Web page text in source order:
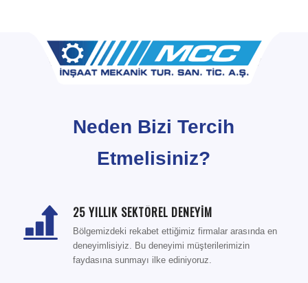
Neden Bizi Tercih
Etmelisiniz?
25 YILLIK SEKTÖREL DENEYİM
Bölgemizdeki rekabet ettiğimiz firmalar arasında en
deneyimlisiyiz. Bu deneyimi müşterilerimizin
faydasına sunmayı ilke ediniyoruz.